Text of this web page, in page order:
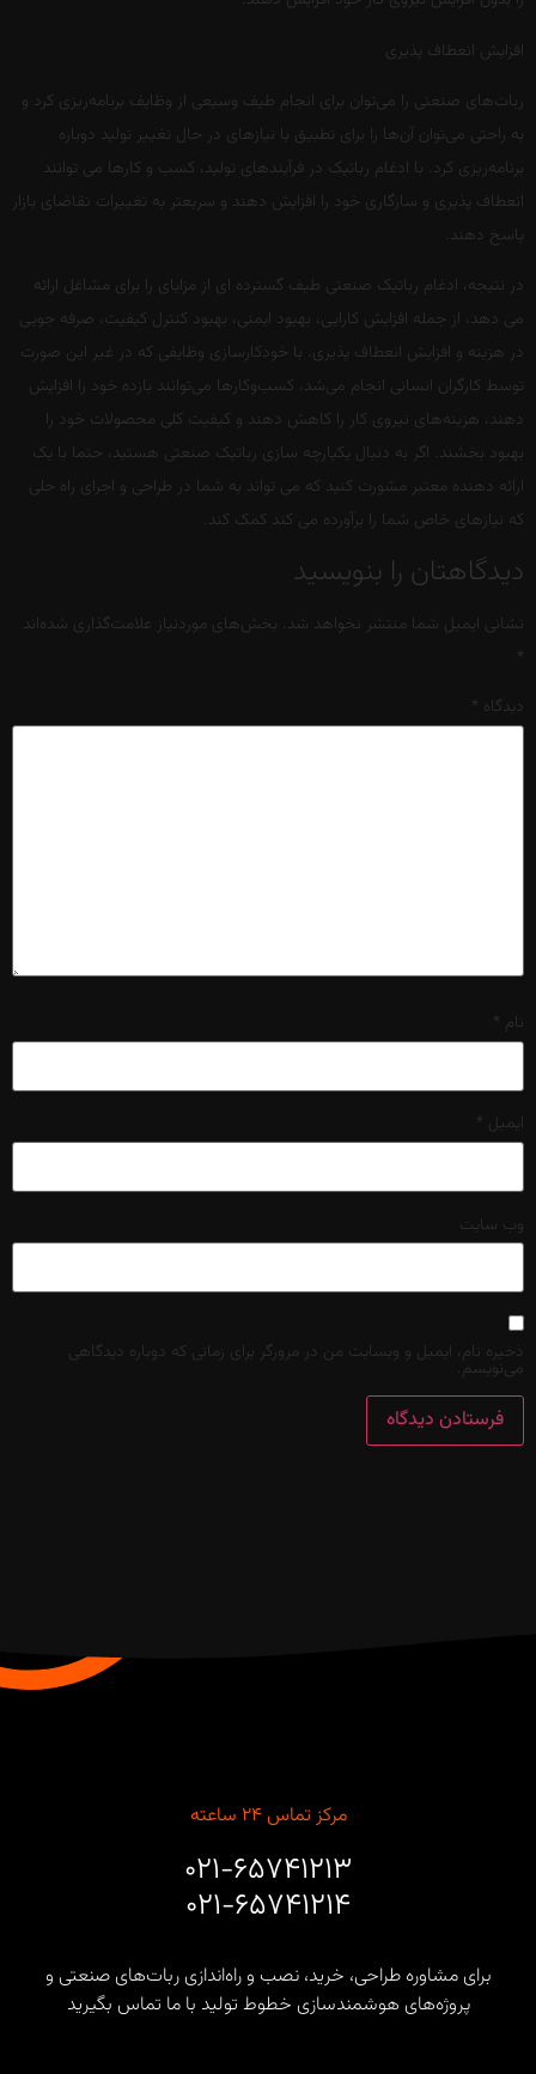
افزایش انعطاف پذیری
ربات‌های صنعتی را می‌توان برای انجام طیف وسیعی از وظایف برنامه‌ریزی کرد و
به راحتی می‌توان آن‌ها را برای تطبیق با نیازهای در حال تغییر تولید دوباره
برنامه‌ریزی کرد. با ادغام رباتیک در فرآیندهای تولید، کسب و کارها می توانند
انعطاف پذیری و سازگاری خود را افزایش دهند و سریعتر به تغییرات تقاضای بازار
پاسخ دهند.
در نتیجه، ادغام رباتیک صنعتی طیف گسترده ای از مزایای را برای مشاغل ارائه
می دهد، از جمله افزایش کارایی، بهبود ایمنی، بهبود کنترل کیفیت، صرفه جویی
در هزینه و افزایش انعطاف پذیری. با خودکارسازی وظایفی که در غیر این صورت
توسط کارگران انسانی انجام می‌شد، کسب‌وکارها می‌توانند بازده خود را افزایش
دهند، هزینه‌های نیروی کار را کاهش دهند و کیفیت کلی محصولات خود را
بهبود بخشند. اگر به دنبال یکپارچه سازی رباتیک صنعتی هستید، حتما با یک
ارائه دهنده معتبر مشورت کنید که می تواند به شما در طراحی و اجرای راه حلی
که نیازهای خاص شما را برآورده می کند کمک کند.
دیدگاهتان را بنویسید
نشانی ایمیل شما منتشر نخواهد شد. بخش‌های موردنیاز علامت‌گذاری شده‌اند
*
دیدگاه *
نام *
ایمیل *
وب‌ سایت
ذخیره نام، ایمیل و وبسایت من در مرورگر برای زمانی که دوباره دیدگاهی
می‌نویسم.
مرکز تماس ۲۴ ساعته
۰۲۱-۶۵۷۴۱۲۱۳
۰۲۱-۶۵۷۴۱۲۱۴
برای مشاوره طراحی، خرید، نصب و راه‌اندازی ربات‌های صنعتی و
پروژه‌های هوشمندسازی خطوط تولید با ما تماس بگیرید